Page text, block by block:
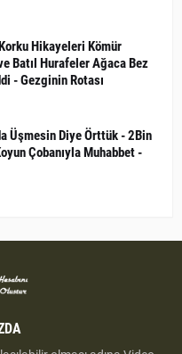
Hikayeleri Kömür
Batıl Hurafeler Ağaca Bez
- Gezginin Rotası
Üşmesin Diye Örttük - 2Bin
Çobanıyla Muhabbet -